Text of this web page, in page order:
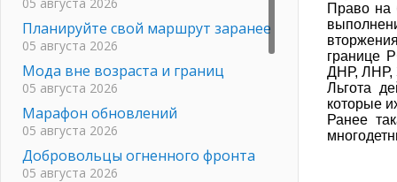
Право на
границе
ДНР, ЛНР,
Льгота
которые
Ранее
Планируйте свой маршрут заранее
05 августа 2026
Мода вне возраста и границ
05 августа 2026
Марафон обновлений
05 августа 2026
Добровольцы огненного фронта
05 августа 2026